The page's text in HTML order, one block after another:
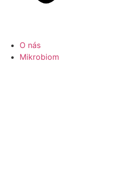
O nás
Mikrobiom